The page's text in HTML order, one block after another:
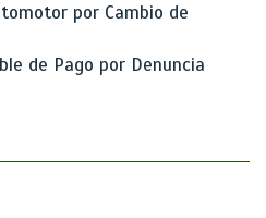
por Cambio de
de Pago por Denuncia